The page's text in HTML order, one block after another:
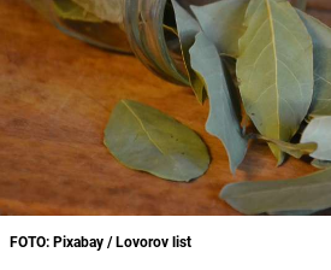
FOTO: Pixabay / Lovorov list